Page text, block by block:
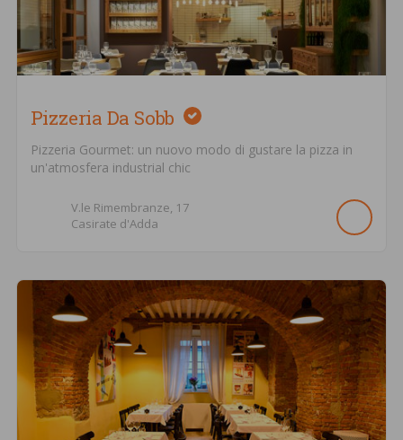
Pizzeria Da Sobb
Pizzeria Gourmet: un nuovo modo di gustare la pizza in
un'atmosfera industrial chic
V.le Rimembranze, 17
Casirate d'Adda